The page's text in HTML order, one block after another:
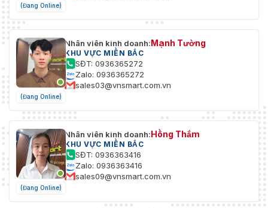
(Đang Online)
(Đang Online)
Nhân viên kinh doanh:Mạnh Tường
KHU VỰC MIỀN BẮC
SĐT: 0936365272
Zalo: 0936365272
sales03@vnsmart.com.vn
(Đang Online)
Nhân viên kinh doanh:Hồng Thắm
KHU VỰC MIỀN BẮC
SĐT: 0936363416
Zalo: 0936363416
sales09@vnsmart.com.vn